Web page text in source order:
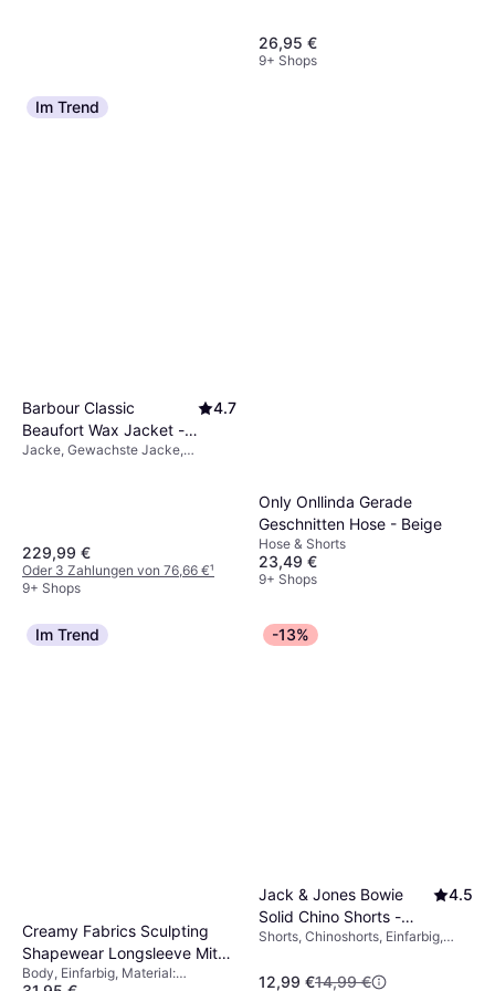
26,95 €
9+ Shops
Im Trend
Barbour Classic
Beaufort Wax Jacket -
Olive
4.7
Jacke, Gewachste Jacke,
229,99 €
Oder 3 Zahlungen von 76,66 €¹
9+ Shops
Only Onllinda Gerade
Geschnitten Hose - Beige
Hose & Shorts
23,49 €
9+ Shops
Im Trend
Creamy Fabrics Sculpting
Shapewear Longsleeve Mit
String
Body, Einfarbig, Material:
-13%
Jack & Jones Bowie
Solid Chino Shorts -
Blue/Navy Blazer
4.5
Shorts, Chinoshorts, Einfarbig,
Baumwolle, Stretchgewebe
12,99 €14,99 €